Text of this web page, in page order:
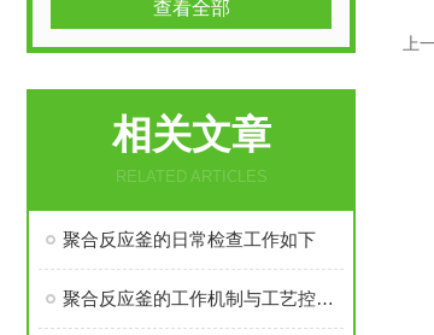
查看全部
相关文章
RELATED ARTICLES
聚合反应釜的日常检查工作如下
聚合反应釜的工作机制与工艺控制解析
上